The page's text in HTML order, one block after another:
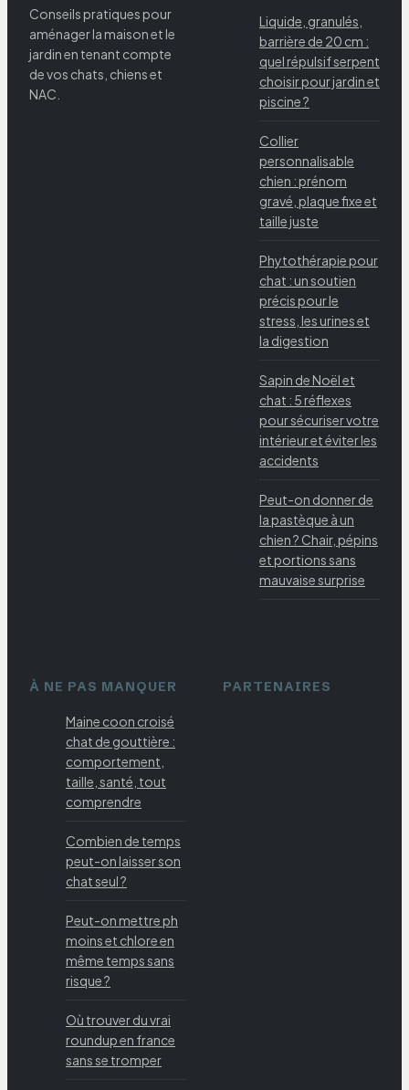
Conseils pratiques pour
aménager la maison et le
jardin en tenant compte
de vos chats, chiens et
NAC.
Liquide, granulés,
barrière de 20 cm :
quel répulsif serpent
choisir pour jardin et
piscine ?
Collier
personnalisable
chien : prénom
gravé, plaque fixe et
taille juste
Phytothérapie pour
chat : un soutien
précis pour le
stress, les urines et
la digestion
Sapin de Noël et
chat : 5 réflexes
pour sécuriser votre
intérieur et éviter les
accidents
Peut-on donner de
la pastèque à un
chien ? Chair, pépins
et portions sans
mauvaise surprise
À NE PAS MANQUER
Maine coon croisé
chat de gouttière :
comportement,
taille, santé, tout
comprendre
Combien de temps
peut-on laisser son
chat seul ?
Peut-on mettre ph
moins et chlore en
même temps sans
risque ?
Où trouver du vrai
roundup en france
sans se tromper
PARTENAIRES